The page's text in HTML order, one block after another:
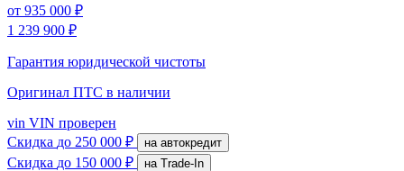
от 935 000 ₽
1 239 900 ₽
Гарантия юридической чистоты
Оригинал ПТС в наличии
vin VIN проверен
Скидка до 250 000 ₽ на автокредит
Скидка до 150 000 ₽
на Trade-In